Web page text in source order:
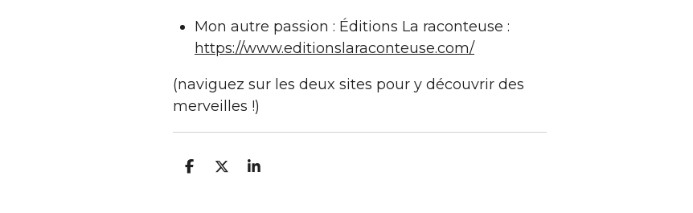
Mon autre passion : Éditions La raconteuse :
https://www.editionslaraconteuse.com/
(naviguez sur les deux sites pour y découvrir des
merveilles !)
P
P
P